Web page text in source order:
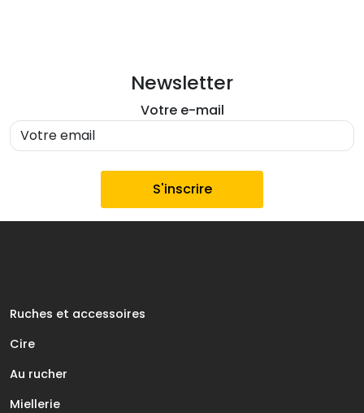
Newsletter
Votre e-mail
Ruches et accessoires
Cire
Au rucher
Miellerie